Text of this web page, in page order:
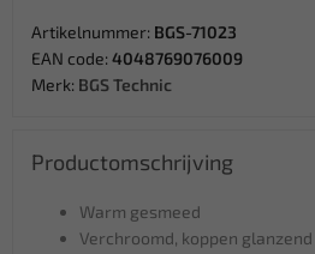
Artikelnummer: BGS-71023
EAN code: 4048769076009
Merk: BGS Technic
Productomschrijving
Warm gesmeed
Verchroomd, koppen